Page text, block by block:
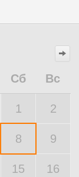
Сб Вс
1 2
8 9
15 16